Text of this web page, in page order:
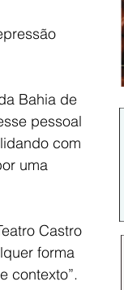
Bahia de
pessoal
com
uma
Castro
forma
contexto”.